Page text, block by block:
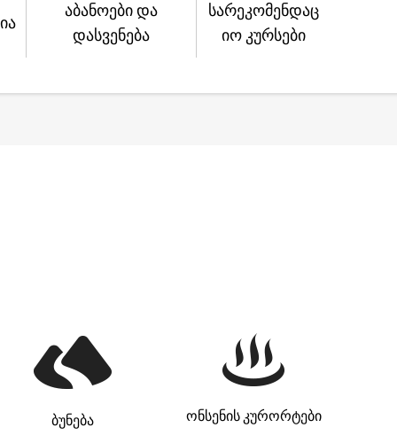
აბანოები და
დასვენება
სარეკომენდაც
იო კურსები
ბუნება ონსენის კურორტები